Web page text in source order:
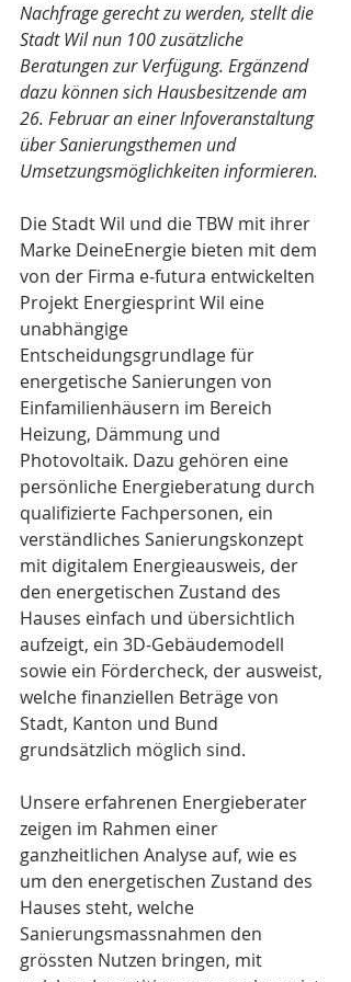
Nachfrage gerecht zu werden, stellt die
Stadt Wil nun 100 zusätzliche
Beratungen zur Verfügung. Ergänzend
dazu können sich Hausbesitzende am
26. Februar an einer Infoveranstaltung
über Sanierungsthemen und
Umsetzungsmöglichkeiten informieren.
Die Stadt Wil und die TBW mit ihrer
Marke DeineEnergie bieten mit dem
von der Firma e‑futura entwickelten
Projekt Energiesprint Wil eine
unabhängige
Entscheidungsgrundlage für
energetische Sanierungen von
Einfamilienhäusern im Bereich
Heizung, Dämmung und
Photovoltaik. Dazu gehören eine
persönliche Energieberatung durch
qualifizierte Fachpersonen, ein
verständliches Sanierungskonzept
mit digitalem Energieausweis, der
den energetischen Zustand des
Hauses einfach und übersichtlich
aufzeigt, ein 3D-Gebäudemodell
sowie ein Fördercheck, der ausweist,
welche finanziellen Beträge von
Stadt, Kanton und Bund
grundsätzlich möglich sind.
Unsere erfahrenen Energieberater
zeigen im Rahmen einer
ganzheitlichen Analyse auf, wie es
um den energetischen Zustand des
Hauses steht, welche
Sanierungsmassnahmen den
grössten Nutzen bringen, mit